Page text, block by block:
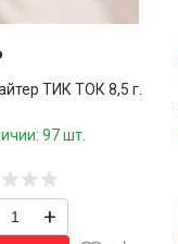
ТИК ТОК 8,5 г.
97 шт.
+